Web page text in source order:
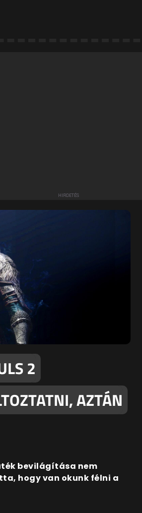
2
AZTÁN
bevilágítása nem
hogy van okunk félni a